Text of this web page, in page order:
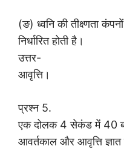
(ङ) ध्वनि की
निर्धारित होती है।
उत्तर-
आवृत्ति।
प्रश्न 5.
एक दोलक 4 सेकंड में 40
आवर्तकाल और आवृत्ति ज्ञात